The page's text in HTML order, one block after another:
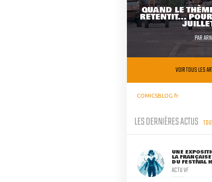
QUAND LE
RETENTIT...
PAR
VOIR TOUS LES
COMICSBLOG.fr
LES DERNIÈRES ACTUS
UNE
LA
DU FESTIVAL
ACTU VF